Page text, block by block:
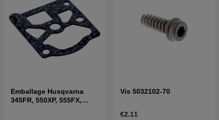
Emballage Husqvarna
345FR, 550XP, 555FX,
Vis 5032102-70
€2.11